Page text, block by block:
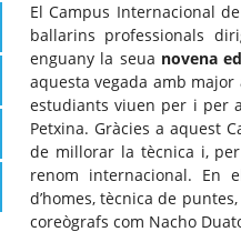
El Campus Internacional
ballarins professionals
enguany la seua novena
aquesta vegada amb major
estudiants viuen per i per
Petxina. Gràcies a aquest
de millorar la tècnica i,
renom internacional. En
d’homes, tècnica de
coreògrafs com Nacho